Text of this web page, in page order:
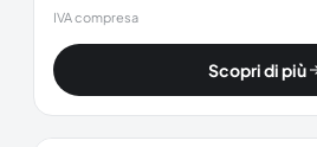
IVA compresa
Scopri di più